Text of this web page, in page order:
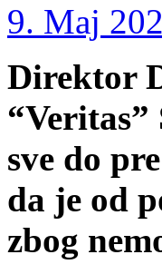
9. Maj
Direktor
sve do
da je od
zbog